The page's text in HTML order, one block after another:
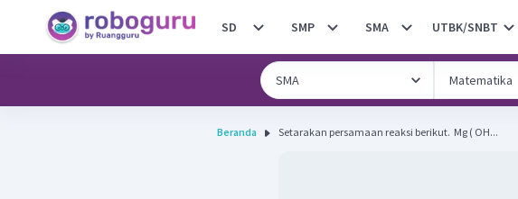
SD SMP SMA UTBK/SNBT
Beranda Setarakan persamaan reaksi berikut. ​ Mg ( OH...